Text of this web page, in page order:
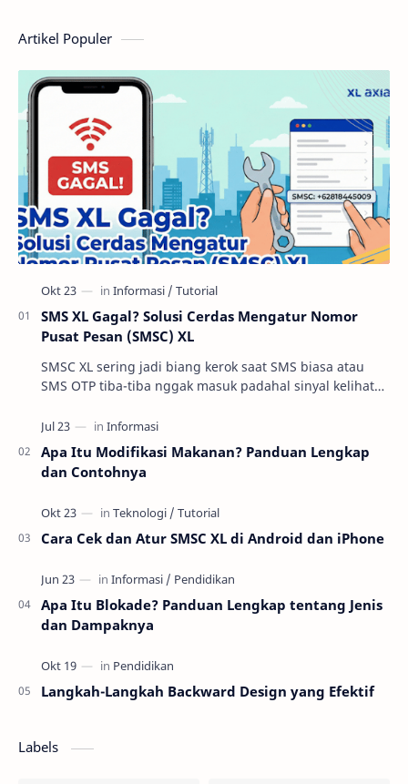
Artikel Populer
SMS XL Gagal? Solusi Cerdas Mengatur Nomor
Pusat Pesan (SMSC) XL
SMSC XL sering jadi biang kerok saat SMS biasa atau
SMS OTP tiba-tiba nggak masuk padahal sinyal kelihatan
Apa Itu Modifikasi Makanan? Panduan Lengkap
dan Contohnya
Cara Cek dan Atur SMSC XL di Android dan iPhone
Apa Itu Blokade? Panduan Lengkap tentang Jenis
dan Dampaknya
Langkah-Langkah Backward Design yang Efektif
Labels